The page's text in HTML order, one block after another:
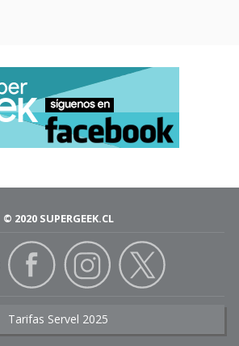
© 2020 SUPERGEEK.CL
Tarifas Servel 2025